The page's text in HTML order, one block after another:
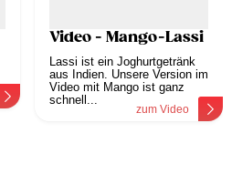
Video - Mango-Lassi
Lassi ist ein Joghurtgetränk
aus Indien. Unsere Version im
Video mit Mango ist ganz
schnell...
zum Video